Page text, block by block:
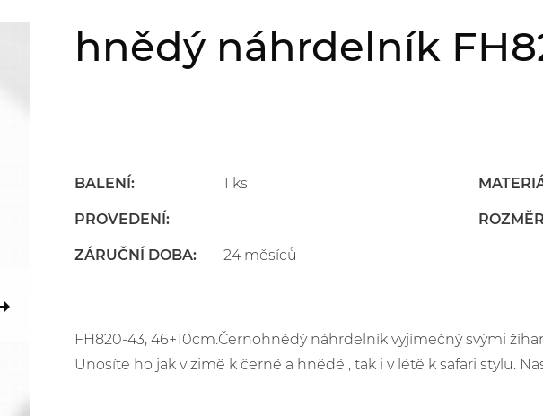
hnědý náhrdelník
BALENÍ: 1 ks
PROVEDENÍ:
ZÁRUČNÍ DOBA: 24 měsíců
FH820-43, 46+10cm.Černohnědý náhrdelník vyjímečný svými
Unosíte ho jak v zimě k černé a hnědé , tak i v létě k safari stylu.